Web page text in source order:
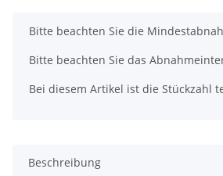
x
Bitte beachten Sie die
Bitte beachten Sie das
Bei diesem Artikel ist die Stückzahl
Beschreibung